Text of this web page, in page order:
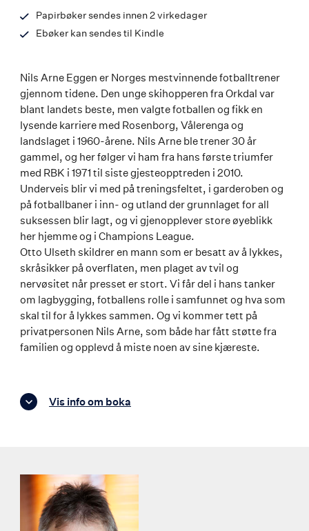
Papirbøker sendes innen 2 virkedager
Ebøker kan sendes til Kindle
Nils Arne Eggen er Norges mestvinnende fotballtrener
gjennom tidene. Den unge skihopperen fra Orkdal var
blant landets beste, men valgte fotballen og fikk en
lysende karriere med Rosenborg, Vålerenga og
landslaget i 1960-årene. Nils Arne ble trener 30 år
gammel, og her følger vi ham fra hans første triumfer
med RBK i 1971 til siste gjesteopptreden i 2010.
Underveis blir vi med på treningsfeltet, i garderoben og
på fotballbaner i inn- og utland der grunnlaget for all
suksessen blir lagt, og vi gjenopplever store øyeblikk
her hjemme og i Champions League.
Otto Ulseth skildrer en mann som er besatt av å lykkes,
skråsikker på overflaten, men plaget av tvil og
nervøsitet når presset er stort. Vi får del i hans tanker
om lagbygging, fotballens rolle i samfunnet og hva som
skal til for å lykkes sammen. Og vi kommer tett på
privatpersonen Nils Arne, som både har fått støtte fra
familien og opplevd å miste noen av sine kjæreste.
Vis info om boka